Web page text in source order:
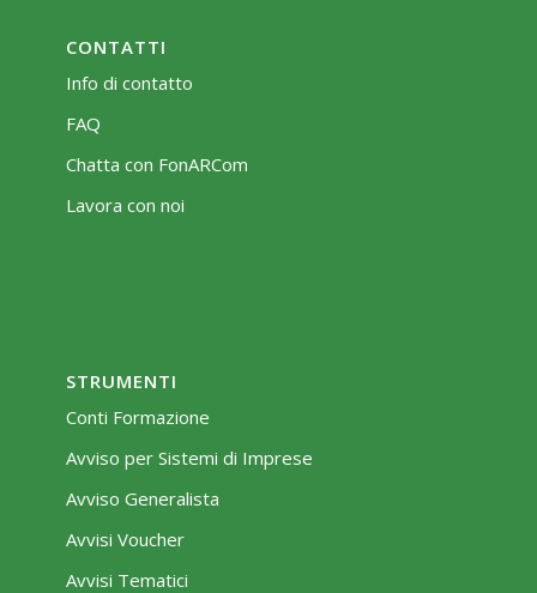
CONTATTI
Info di contatto
FAQ
Chatta con FonARCom
Lavora con noi
STRUMENTI
Conti Formazione
Avviso per Sistemi di Imprese
Avviso Generalista
Avvisi Voucher
Avvisi Tematici